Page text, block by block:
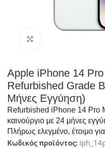
Apple iPhone 14
Refurbished Grade
Μήνες Εγγύηση)
Refurbished iPhone 14 Pro
καινούργιο με 24 μήνες
Πλήρως ελεγμένο, έτοιμο
Κωδικός προϊόντος: